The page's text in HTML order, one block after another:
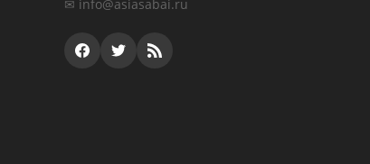
✉ info@asiasabai.ru